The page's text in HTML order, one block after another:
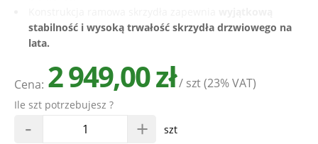
stabilność i wysoką trwałość skrzydła drzwiowego na
lata.
Cena: 2 949,00 zł/ szt(23% VAT)
Ile szt potrzebujesz ?
- +
szt